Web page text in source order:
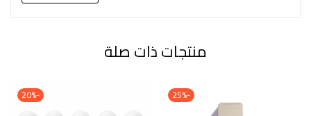
منتجات ذات صلة
-25%
-20%